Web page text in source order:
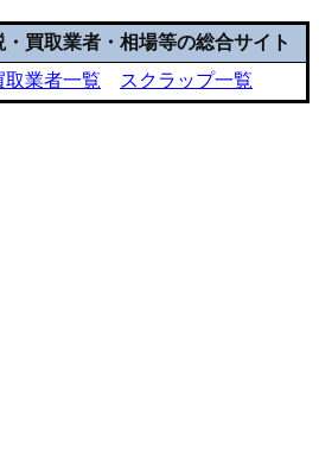
買取業者・相場等の総合サイト
取業者一覧 スクラップ一覧